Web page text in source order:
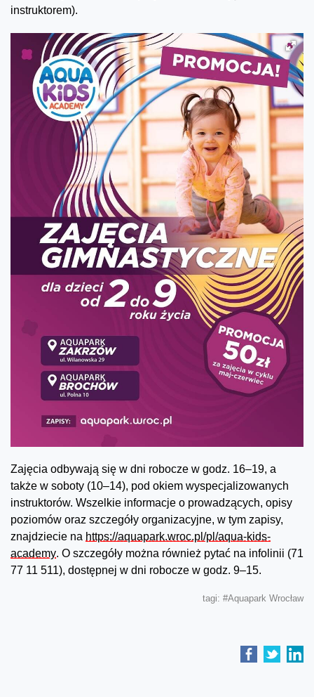
instruktorem).
Zajęcia odbywają się w dni robocze w godz. 16–19, a
także w soboty (10–14), pod okiem wyspecjalizowanych
instruktorów. Wszelkie informacje o prowadzących, opisy
poziomów oraz szczegóły organizacyjne, w tym zapisy,
znajdziecie na https://aquapark.wroc.pl/pl/aqua-kids-
academy. O szczegóły można również pytać na infolinii (71
77 11 511), dostępnej w dni robocze w godz. 9–15.
tagi: #Aquapark Wrocław